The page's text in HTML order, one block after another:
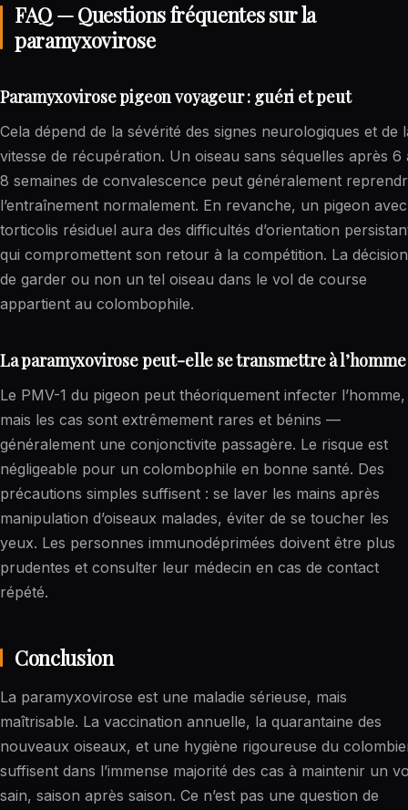
FAQ — Questions fréquentes sur la
paramyxovirose
Paramyxovirose pigeon voyageur : guéri et peut
Cela dépend de la sévérité des signes neurologiques et de
vitesse de récupération. Un oiseau sans séquelles après 6
8 semaines de convalescence peut généralement
l’entraînement normalement. En revanche, un pigeon avec
torticolis résiduel aura des difficultés d’orientation
qui compromettent son retour à la compétition. La décision
de garder ou non un tel oiseau dans le vol de course
appartient au colombophile.
La paramyxovirose peut-elle se transmettre à l’homme
Le PMV-1 du pigeon peut théoriquement infecter l’homme,
mais les cas sont extrêmement rares et bénins —
généralement une conjonctivite passagère. Le risque est
négligeable pour un colombophile en bonne santé. Des
précautions simples suffisent : se laver les mains après
manipulation d’oiseaux malades, éviter de se toucher les
yeux. Les personnes immunodéprimées doivent être plus
prudentes et consulter leur médecin en cas de contact
répété.
Conclusion
La paramyxovirose est une maladie sérieuse, mais
maîtrisable. La vaccination annuelle, la quarantaine des
nouveaux oiseaux, et une hygiène rigoureuse du
suffisent dans l’immense majorité des cas à maintenir un
sain, saison après saison. Ce n’est pas une question de